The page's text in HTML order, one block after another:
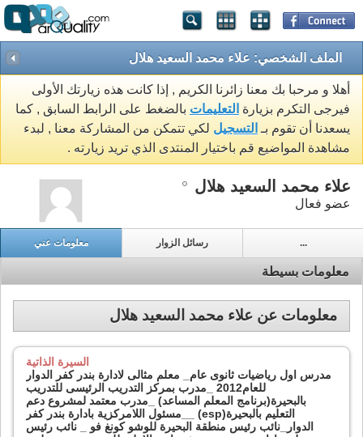
الملف الشخصي: علاء محمد السعيد هلال
أهلا و مرحبا بك معنا زائرنا الكريم , إذا كانت هذه زيارتك الأولى
فيرجى التكرم بزيارة التعليمات بالضغط على الرابط السابق , كما
يسعدنا أن تقوم بـ التسجيل لكي تتمكن من المشاركة معنا , لبدء
مشاهدة المواضيع قم باختيار المنتدى الذي تريد زيارته .
علاء محمد السعيد هلال
عضو فعال
معلومات عني رسائل الزوار ...
معلومات بسيطة
معلومات عن علاء محمد السعيد هلال
السيرة الذاتية
مدرس اول رياضيات ثانوى عام_ معلم مثالى لادارة بندر كفر الدوار
للعام2012 _مدرب بمركز التدريب الرئيسى للتدريب
بالبحيرة(برنامج المعلم المساعد) _مدرب معتمد لمشروع دعم
التعليم بالبحيرة(esp) __مسئول اللامركزية بادارة بندر كفر
الدوار_نائب رئيس منطقة البحيرة للوشو كونغ فو _ نائب رئيس